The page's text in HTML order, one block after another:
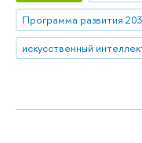
Программа развития
искусственный